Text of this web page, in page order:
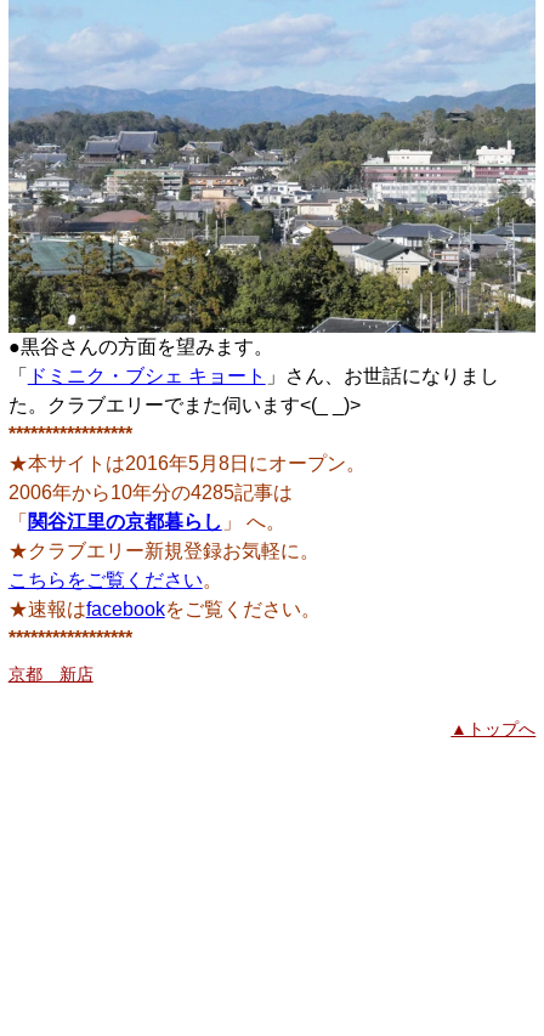
●黒谷さんの方面を望みます。
「
ドミニク・ブシェ キョート 」さん、お世話になりまし
た。クラブエリーでまた伺います<(_ _)>
*****************
★本サイトは2016年5月8日にオープン。
2006年から10年分の4285記事は
「 関谷江里の京都暮らし 」 へ。
★クラブエリー新規登録お気軽に。
こちらをご覧ください。
★速報はfacebookをご覧ください。
*****************
京都 新店
▲トップへ